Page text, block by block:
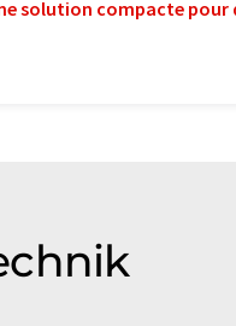
solution compacte pour